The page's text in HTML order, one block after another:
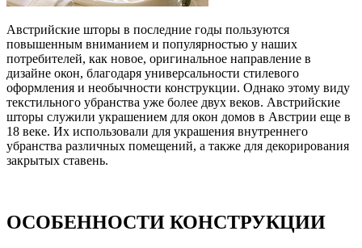
Австрийские шторы в последние годы пользуются
повышенным вниманием и популярностью у наших
потребителей, как новое, оригинальное направление в
дизайне окон, благодаря универсальности стилевого
оформления и необычности конструкции. Однако этому виду
текстильного убранства уже более двух веков. Австрийские
шторы служили украшением для окон домов в Австрии еще в
18 веке. Их использовали для украшения внутреннего
убранства различных помещений, а также для декорирования
закрытых ставень.
ОСОБЕННОСТИ КОНСТРУКЦИИ